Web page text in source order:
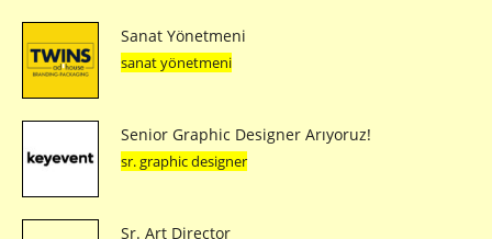
Sanat Yönetmeni
sanat yönetmeni
Senior Graphic Designer Arıyoruz!
sr. graphic designer
Sr. Art Director